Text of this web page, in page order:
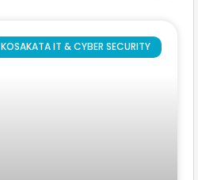
KOSAKATA IT & CYBER SECURITY